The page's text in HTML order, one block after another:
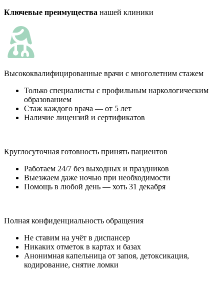
Ключевые преимущества нашей клиники
Высококвалифицированные врачи с многолетним стажем
Только специалисты с профильным наркологическим
образованием
Стаж каждого врача — от 5 лет
Наличие лицензий и сертификатов
Круглосуточная готовность принять пациентов
Работаем 24/7 без выходных и праздников
Выезжаем даже ночью при необходимости
Помощь в любой день — хоть 31 декабря
Полная конфиденциальность обращения
Не ставим на учёт в диспансер
Никаких отметок в картах и базах
Анонимная капельница от запоя, детоксикация,
кодирование, снятие ломки